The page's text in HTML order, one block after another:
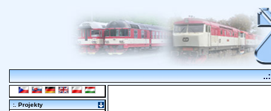
:. Projekty